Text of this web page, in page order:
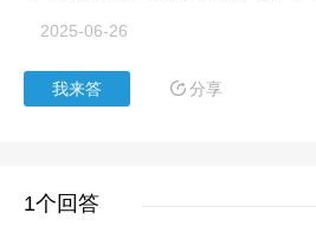
2025-06-26
我来答 分享
1个回答